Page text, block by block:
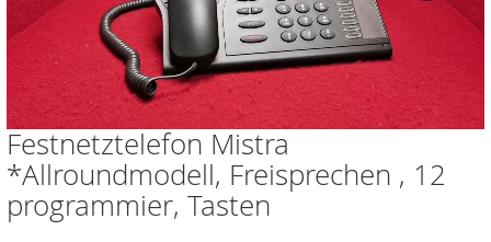
Festnetztelefon Mistra
*Allroundmodell, Freisprechen , 12
programmier, Tasten
Zum
Anfang
der
Bildergalerie
springen